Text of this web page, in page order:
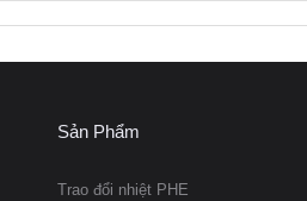
Sản Phẩm
Trao đổi nhiệt PHE